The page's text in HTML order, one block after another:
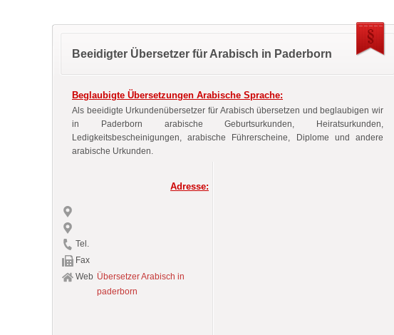
Beeidigter Übersetzer für Arabisch in Paderborn
Beglaubigte Übersetzungen Arabische Sprache:
Als beeidigte Urkundenübersetzer für Arabisch übersetzen und beglaubigen wir
in Paderborn arabische Geburtsurkunden, Heiratsurkunden,
Ledigkeitsbescheinigungen, arabische Führerscheine, Diplome und andere
arabische Urkunden.
Adresse:
Tel.
Fax
Web Übersetzer Arabisch in
paderborn